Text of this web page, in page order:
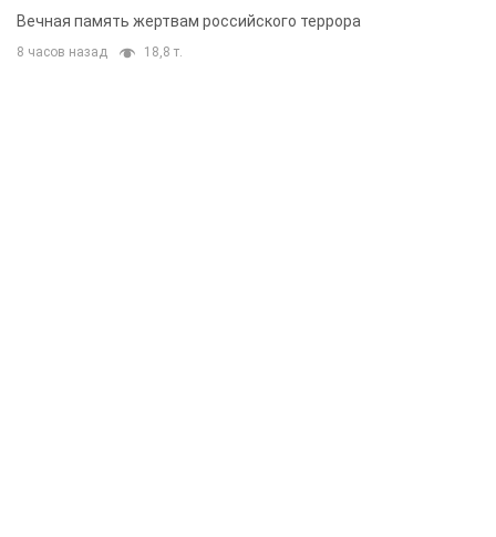
муж и внук
Вечная память жертвам российского террора
8 часов назад 18,8 т.